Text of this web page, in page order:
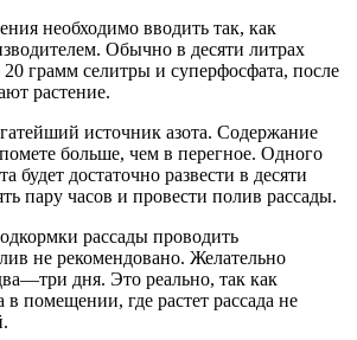
необходимо вводить так, как
Обычно в десяти литрах
грамм селитры и суперфосфата, после
растение.
источник азота. Содержание
больше, чем в перегное. Одного
будет достаточно развести в десяти
пару часов и провести полив рассады.
рассады проводить
не рекомендовано. Желательно
дня. Это реально, так как
в помещении, где растет рассада не